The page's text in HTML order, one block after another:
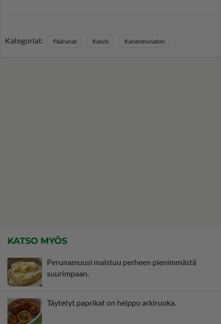
Kategoriat: Pääruoat Kasvis Kananmunaton
KATSO MYÖS
Perunamuusi maistuu perheen pienimmästä
suurimpaan.
Täytetyt paprikat on helppo arkiruoka.